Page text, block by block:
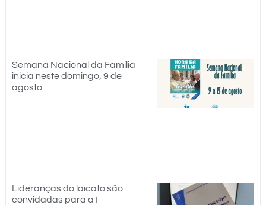
Semana Nacional da Família
inicia neste domingo, 9 de
agosto
Lideranças do laicato são
convidadas para a I